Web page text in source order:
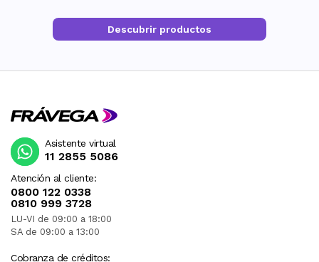
Descubrir productos
Atención al cliente:
0800 122 0338
0810 999 3728
LU-VI de 09:00 a 18:00
SA de 09:00 a 13:00
Cobranza de créditos:
Asistente virtual
11 2855 5086